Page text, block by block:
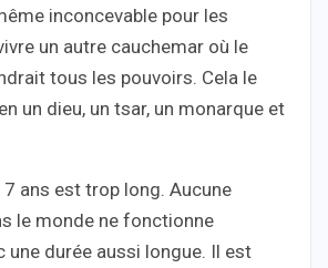
inconcevable pour les
un autre cauchemar où le
tous les pouvoirs. Cela le
un dieu, un tsar, un monarque et
7 ans est trop long. Aucune
le monde ne fonctionne
une durée aussi longue. Il est